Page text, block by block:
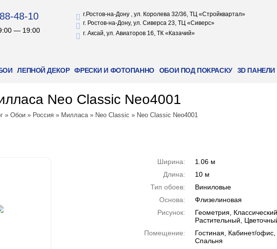
48-10
— 19:00
г.Ростов-на-Дону , ул. Королева 32/36, ТЦ «Стройквартал»
г. Ростов-на-Дону, ул. Сиверса 23, ТЦ «Сиверс»
г. Аксай, ул. Авиаторов 16, ТК «Казачий»
ЛЕПНОЙ ДЕКОР ФРЕСКИ И ФОТОПАННО ОБОИ ПОД ПОКРАСКУ 3D ПАНЕЛИ
Neo Classic Neo4001
» Обои » Россия » Милласа» Neo Classic » Neo Classic Neo4001
Ширина:
1.06 м
Длина:
10 м
Тип обоев:
Виниловые
Основа:
Флизелиновая
Рисунок:
Геометрия,
Растительный,
Помещение:
Гостиная, Кабинет/
Спальня